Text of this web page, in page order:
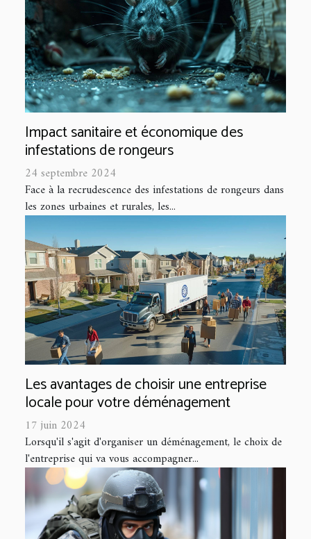
Impact sanitaire et économique des
infestations de rongeurs
24 septembre 2024
Face à la recrudescence des infestations de rongeurs dans
les zones urbaines et rurales, les...
Les avantages de choisir une entreprise
locale pour votre déménagement
17 juin 2024
Lorsqu'il s'agit d'organiser un déménagement, le choix de
l'entreprise qui va vous accompagner...